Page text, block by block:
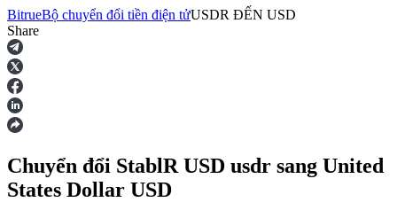
Hợp đồng tương lai
BitrueBộ chuyển đổi tiền điện tửUSDR ĐẾN USD
Share
Chuyển đổi StablR USD usdr sang United
States Dollar USD